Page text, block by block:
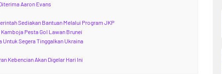
Aaron Evans
Sediakan Bantuan Melalui Program JKP
Pesta Gol Lawan Brunei
Untuk Segera Tinggalkan Ukraina
Kebencian Akan Digelar Hari Ini